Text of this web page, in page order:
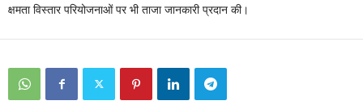
क्षमता विस्तार परियोजनाओं पर भी ताजा जानकारी प्रदान की।